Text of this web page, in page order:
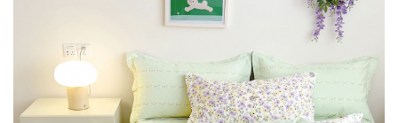
Lenjerii de finet Iprimate Digital
Lenjerii de pat Bumbac 100%
Lenjerii de pat Finet + 2 Draperii